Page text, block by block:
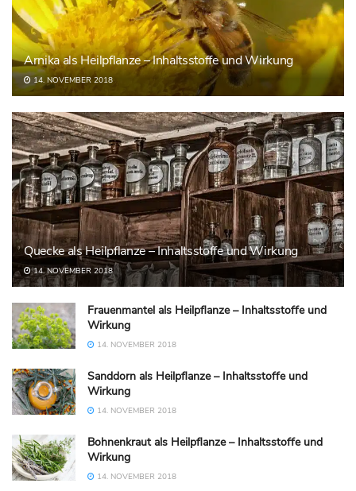
Arnika als Heilpflanze – Inhaltsstoffe und Wirkung
14. NOVEMBER 2018
Quecke als Heilpflanze – Inhaltsstoffe und Wirkung
14. NOVEMBER 2018
Frauenmantel als Heilpflanze – Inhaltsstoffe und
Wirkung
14. NOVEMBER 2018
Sanddorn als Heilpflanze – Inhaltsstoffe und
Wirkung
14. NOVEMBER 2018
Bohnenkraut als Heilpflanze – Inhaltsstoffe und
Wirkung
14. NOVEMBER 2018